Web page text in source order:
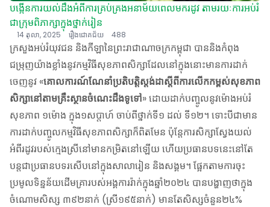
បង្កើនការយល់ដឹងអំពីការគ្រប់គ្រងអនាម័យពេលមករដូវ តាមរយៈការអប់រំ
ជាក្រុមពិភាក្សាក្នុងថ្នាក់រៀន
14 តុលា, 2025 រឿងជោគជ័យ 488
ក្រសួងអប់រំយុវជន និងកីឡានៃព្រះរាជាណាចក្រកម្ពុជា បាននិងកំពុង
ជម្រុញយ៉ាងខ្លាំងនូវកម្មវិធីសុខភាពសិក្សាដែលនៅក្នុងនោះមានការដាក់
ចេញនូវ «គោលការណ៍ណែនាំប្រតិបត្តិស្តង់ដាស្តីពីការលើកកម្ពស់សុខភាព
សិក្សានៅតាមគ្រឹះស្ថានចំណេះដឹងទូទៅ» ដោយដាក់បញ្ចូលនូវម៉ោងអប់រំ
សុខភាព ១ម៉ោង ក្នុង១សប្តាហ៍ ចាប់ពីថ្នាក់ទី១ ដល់ ទី១២។ ទោះបីជាមាន
ការដាក់បញ្ចូលកម្មវិធីសុខភាពសិក្សាក៏ពិតមែន ប៉ុន្តែការសិក្សាស្វែងយល់
អំពីរដូវរបស់ក្មេងស្រីនៅមានកម្រិតនៅឡើយ ហើយប្រធានបទនេះនៅតែ
បន្តជាប្រធានបទរសើបនៅក្នុងសាលារៀន និងសង្គម។ ផ្អែកតាមការចុះ
ប្រមូលទិន្នន័យដើមគ្រារបស់អង្គការរ៉ាក់ក្នុងឆ្នាំ២០២៤ បានបង្ហាញថាក្នុង
ចំណោមសិស្ស ៣៩២នាក់ (ស្រី១៩៥នាក់) មានតែសិស្សចំនួន២៤%